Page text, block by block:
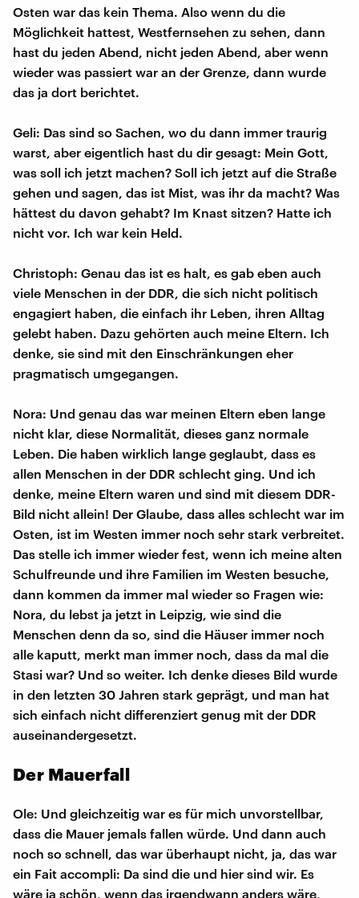
Osten war das kein Thema. Also wenn du die
Möglichkeit hattest, Westfernsehen zu sehen, dann
hast du jeden Abend, nicht jeden Abend, aber wenn
wieder was passiert war an der Grenze, dann wurde
das ja dort berichtet.
Geli: Das sind so Sachen, wo du dann immer traurig
warst, aber eigentlich hast du dir gesagt: Mein Gott,
was soll ich jetzt machen? Soll ich jetzt auf die Straße
gehen und sagen, das ist Mist, was ihr da macht? Was
hättest du davon gehabt? Im Knast sitzen? Hatte ich
nicht vor. Ich war kein Held.
Christoph: Genau das ist es halt, es gab eben auch
viele Menschen in der DDR, die sich nicht politisch
engagiert haben, die einfach ihr Leben, ihren Alltag
gelebt haben. Dazu gehörten auch meine Eltern. Ich
denke, sie sind mit den Einschränkungen eher
pragmatisch umgegangen.
Nora: Und genau das war meinen Eltern eben lange
nicht klar, diese Normalität, dieses ganz normale
Leben. Die haben wirklich lange geglaubt, dass es
allen Menschen in der DDR schlecht ging. Und ich
denke, meine Eltern waren und sind mit diesem DDR-
Bild nicht allein! Der Glaube, dass alles schlecht war im
Osten, ist im Westen immer noch sehr stark verbreitet.
Das stelle ich immer wieder fest, wenn ich meine alten
Schulfreunde und ihre Familien im Westen besuche,
dann kommen da immer mal wieder so Fragen wie:
Nora, du lebst ja jetzt in Leipzig, wie sind die
Menschen denn da so, sind die Häuser immer noch
alle kaputt, merkt man immer noch, dass da mal die
Stasi war? Und so weiter. Ich denke dieses Bild wurde
in den letzten 30 Jahren stark geprägt, und man hat
sich einfach nicht differenziert genug mit der DDR
auseinandergesetzt.
Der Mauerfall
Ole: Und gleichzeitig war es für mich unvorstellbar,
dass die Mauer jemals fallen würde. Und dann auch
noch so schnell, das war überhaupt nicht, ja, das war
ein Fait accompli: Da sind die und hier sind wir. Es
wäre ja schön, wenn das irgendwann anders wäre,